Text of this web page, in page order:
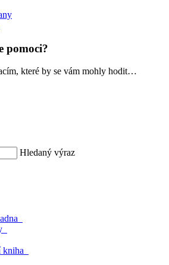
pomoci?
které by se vám mohly hodit…
Hledaný výraz
kniha